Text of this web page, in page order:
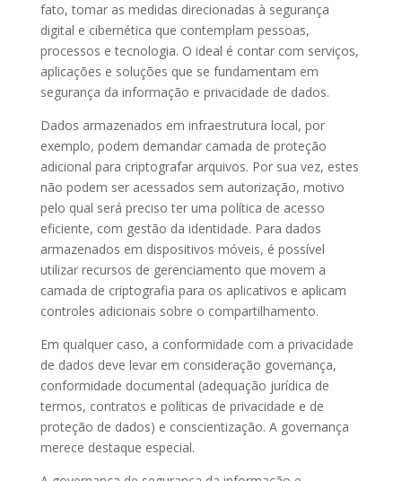
fato, tomar as medidas direcionadas à segurança
digital e cibernética que contemplam pessoas,
processos e tecnologia. O ideal é contar com serviços,
aplicações e soluções que se fundamentam em
segurança da informação e privacidade de dados.
Dados armazenados em infraestrutura local, por
exemplo, podem demandar camada de proteção
adicional para criptografar arquivos. Por sua vez, estes
não podem ser acessados sem autorização, motivo
pelo qual será preciso ter uma política de acesso
eficiente, com gestão da identidade. Para dados
armazenados em dispositivos móveis, é possível
utilizar recursos de gerenciamento que movem a
camada de criptografia para os aplicativos e aplicam
controles adicionais sobre o compartilhamento.
Em qualquer caso, a conformidade com a privacidade
de dados deve levar em consideração governança,
conformidade documental (adequação jurídica de
termos, contratos e políticas de privacidade e de
proteção de dados) e conscientização. A governança
merece destaque especial.